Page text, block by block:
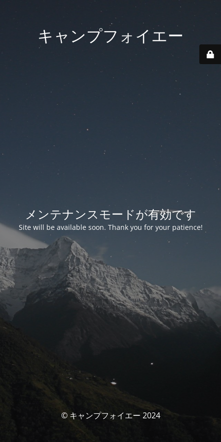
キャンプフォイエー
メンテナンスモードが有効です
Site will be available soon. Thank you for your patience!
© キャンプフォイエー 2024